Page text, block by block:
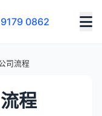
0862
司流程
程